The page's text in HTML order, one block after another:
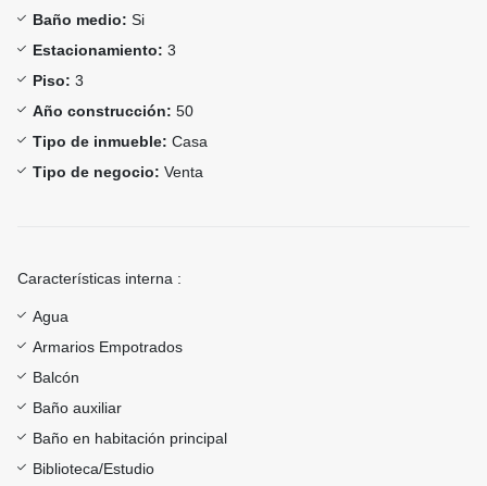
Baño medio: Si
Estacionamiento: 3
Piso: 3
Año construcción: 50
Tipo de inmueble: Casa
Tipo de negocio: Venta
Características interna :
Agua
Armarios Empotrados
Balcón
Baño auxiliar
Baño en habitación principal
Biblioteca/Estudio